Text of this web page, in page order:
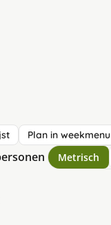
Plan in weekmenu
Metrisch